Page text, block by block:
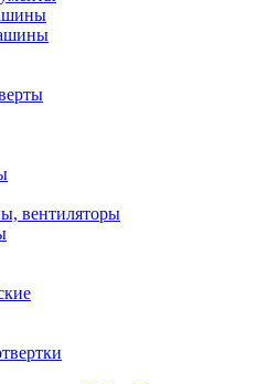
вентиляторы